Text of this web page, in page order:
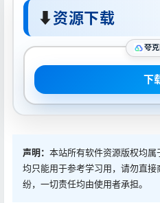
⬇资源下载
夸
下
声明： 本站所有软件资源版权均
均只能用于参考学习用，请勿直
纷，一切责任均由使用者承担。